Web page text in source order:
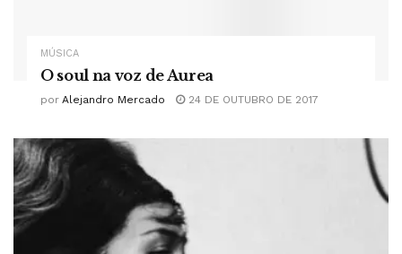
MÚSICA
O soul na voz de Aurea
por Alejandro Mercado 24 DE OUTUBRO DE 2017